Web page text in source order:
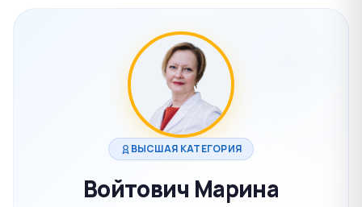
ВЫСШАЯ КАТЕГОРИЯ
Войтович Марина